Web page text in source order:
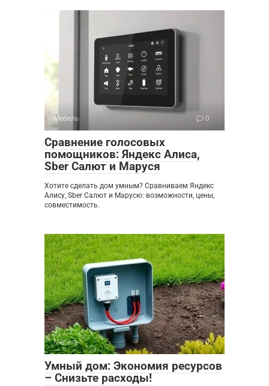
Мебель 0
Сравнение голосовых
помощников: Яндекс Алиса,
Sber Салют и Маруся
Хотите сделать дом умным? Сравниваем Яндекс
Алису, Sber Салют и Марусю: возможности, цены,
совместимость.
Мебель 0
Умный дом: Экономия ресурсов
– Снизьте расходы!